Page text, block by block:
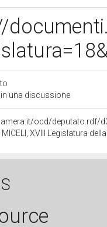
una discussione
ocd/deputato.rdf/
MICELI, XVIII Legislatura